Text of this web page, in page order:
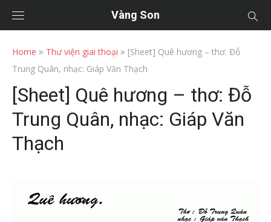
Vàng Son
Home » Thư viện giai thoại » [Sheet] Quê hương – thơ: Đỗ
Trung Quân, nhạc: Giáp Văn Thạch
[Sheet] Quê hương – thơ: Đỗ
Trung Quân, nhạc: Giáp Văn
Thạch